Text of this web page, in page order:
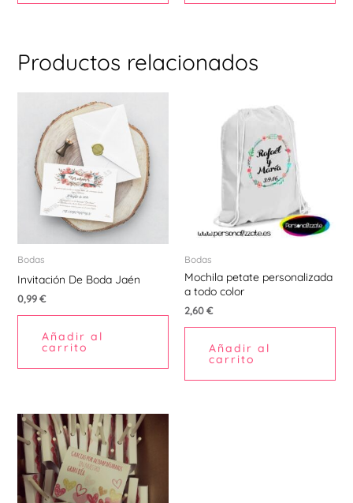
Productos relacionados
Bodas
Invitación De Boda Jaén
0,99€
Añadir al
carrito
Bodas
Mochila petate personalizada
a todo color
2,60€
Añadir al
carrito